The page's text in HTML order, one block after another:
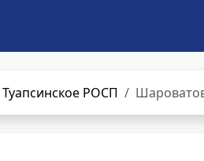
Туапсинское РОСП